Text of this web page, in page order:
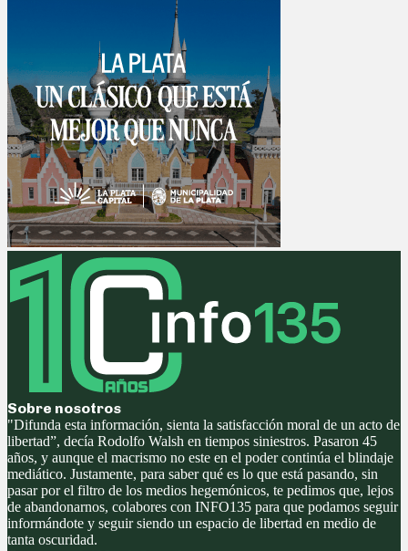
Sobre nosotros
"Difunda esta información, sienta la satisfacción moral de un acto de
libertad”, decía Rodolfo Walsh en tiempos siniestros. Pasaron 45
años, y aunque el macrismo no este en el poder continúa el blindaje
mediático. Justamente, para saber qué es lo que está pasando, sin
pasar por el filtro de los medios hegemónicos, te pedimos que, lejos
de abandonarnos, colabores con INFO135 para que podamos seguir
informándote y seguir siendo un espacio de libertad en medio de
tanta oscuridad.